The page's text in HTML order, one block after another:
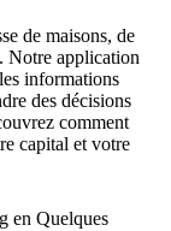
de maisons, de
Notre application
informations
des décisions
comment
capital et votre
en Quelques